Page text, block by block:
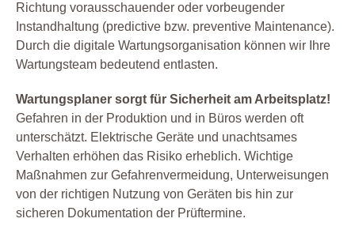
Richtung vorausschauender oder vorbeugender
Instandhaltung (predictive bzw. preventive Maintenance).
Durch die digitale Wartungsorganisation können wir Ihre
Wartungsteam bedeutend entlasten.
Wartungsplaner sorgt für Sicherheit am Arbeitsplatz!
Gefahren in der Produktion und in Büros werden oft
unterschätzt. Elektrische Geräte und unachtsames
Verhalten erhöhen das Risiko erheblich. Wichtige
Maßnahmen zur Gefahrenvermeidung, Unterweisungen
von der richtigen Nutzung von Geräten bis hin zur
sicheren Dokumentation der Prüftermine.